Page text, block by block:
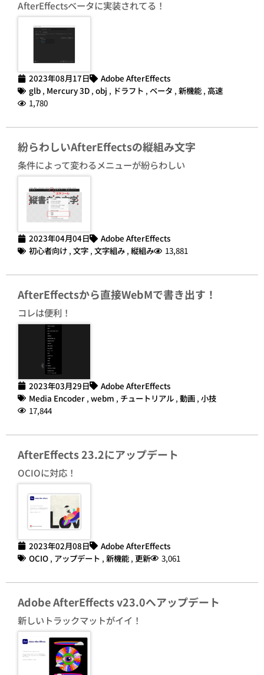
AfterEffectsベータに実装されてる！
2023年08月17日
Adobe AfterEffects
glb , Mercury 3D , obj , ドラフト , ベータ , 新機能 , 高速
1,780
紛らわしいAfterEffectsの縦組み文字
条件によって変わるメニューが紛らわしい
2023年04月04日
Adobe AfterEffects
初心者向け , 文字 , 文字組み , 縦組み 13,881
AfterEffectsから直接WebMで書き出す！
コレは便利！
2023年03月29日
Adobe AfterEffects
Media Encoder , webm , チュートリアル , 動画 , 小技
17,844
AfterEffects 23.2にアップデート
OCIOに対応！
2023年02月08日
Adobe AfterEffects
OCIO , アップデート , 新機能 , 更新 3,061
Adobe AfterEffects v23.0へアップデート
新しいトラックマットがイイ！